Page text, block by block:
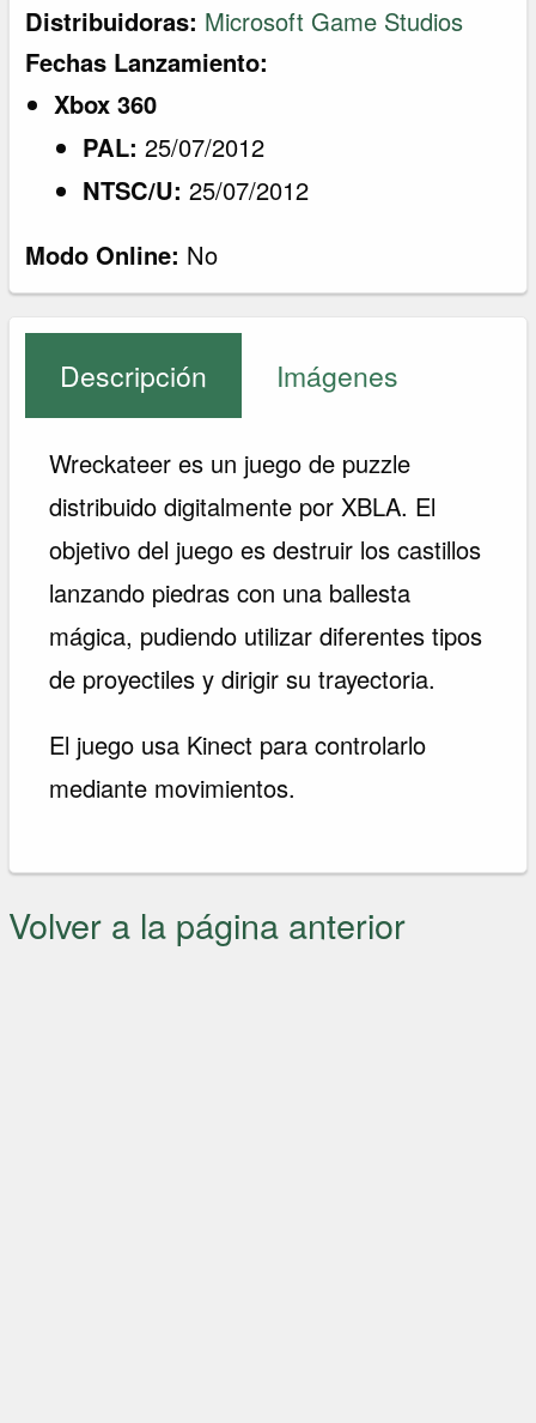
Distribuidoras: Microsoft Game Studios
Fechas Lanzamiento:
Xbox 360
PAL: 25/07/2012
NTSC/U: 25/07/2012
Modo Online: No
Descripción Imágenes
Wreckateer es un juego de puzzle
distribuido digitalmente por XBLA. El
objetivo del juego es destruir los castillos
lanzando piedras con una ballesta
mágica, pudiendo utilizar diferentes tipos
de proyectiles y dirigir su trayectoria.
El juego usa Kinect para controlarlo
mediante movimientos.
Volver a la página anterior